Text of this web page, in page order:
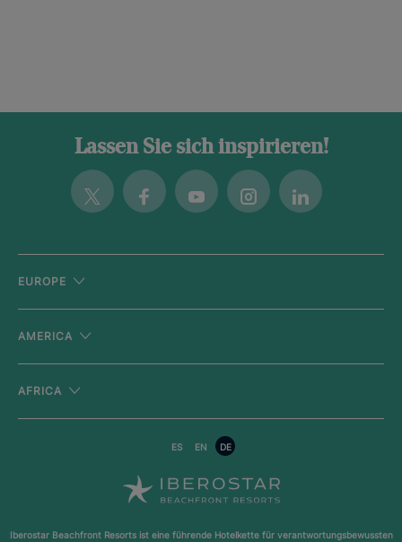
Lassen Sie sich inspirieren!
Twitter FacebookYoutubeInstagramLinkedin
EUROPE
AMERICA
AFRICA
ES EN DE
Iberostar Beachfront Resorts ist eine führende Hotelkette für verantwortungsbewussten